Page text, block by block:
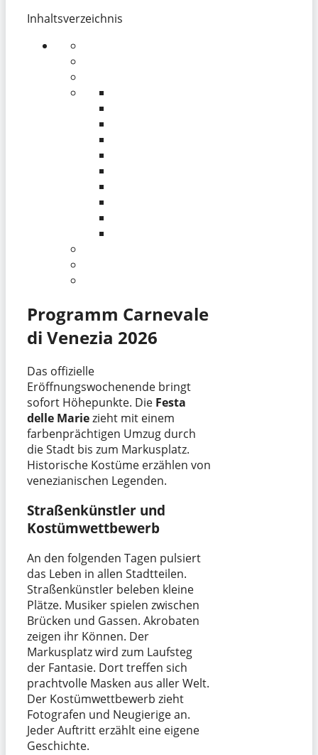
Inhaltsverzeichnis
Programm Carnevale
di Venezia 2026
Das offizielle
Eröffnungswochenende bringt
sofort Höhepunkte. Die Festa
delle Mariezieht mit einem
farbenprächtigen Umzug durch
die Stadt bis zum Markusplatz.
Historische Kostüme erzählen von
venezianischen Legenden.
Straßenkünstler und
Kostümwettbewerb
An den folgenden Tagen pulsiert
das Leben in allen Stadtteilen.
Straßenkünstler beleben kleine
Plätze. Musiker spielen zwischen
Brücken und Gassen. Akrobaten
zeigen ihr Können. Der
Markusplatz wird zum Laufsteg
der Fantasie. Dort treffen sich
prachtvolle Masken aus aller Welt.
Der Kostümwettbewerb zieht
Fotografen und Neugierige an.
Jeder Auftritt erzählt eine eigene
Geschichte.